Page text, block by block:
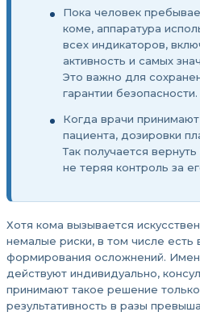
Пока человек
коме, аппаратура
всех индикаторов,
активность и самых
Это важно для
гарантии безопасности.
Когда врачи
пациента, дозировки
Так получается
не теряя контроль за
Хотя кома вызывается
немалые риски, в том числе есть
формирования осложнений.
действуют индивидуально,
принимают такое решение только
результативность в разы